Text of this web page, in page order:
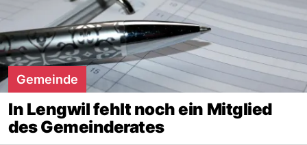
Gemeinde
In Lengwil fehlt noch ein Mitglied
des Gemeinderates